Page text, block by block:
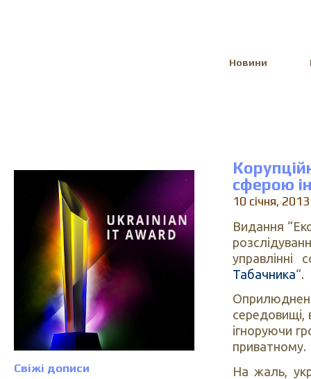
Новини
Свіжі дописи
сферою
10 січня, 2013
Видання
управлінні
Табачника“.
середовищі,
ігноруючи
приватному.
На жаль,